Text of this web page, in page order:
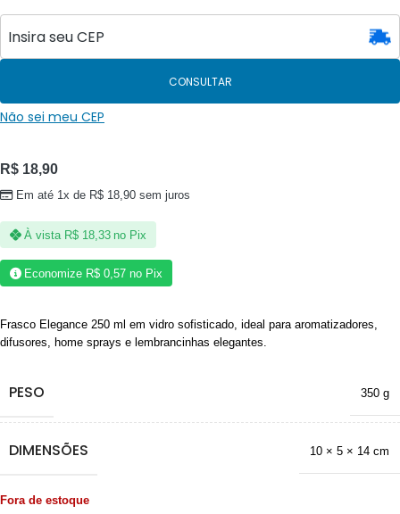
CONSULTAR
Não sei meu CEP
R$ 18,90
Em até 1x de R$ 18,90 sem juros
À vista R$18,33 no Pix
Economize R$ 0,57 no Pix
Frasco Elegance 250 ml em vidro sofisticado, ideal para aromatizadores,
difusores, home sprays e lembrancinhas elegantes.
PESO 350 g
DIMENSÕES 10 × 5 × 14 cm
Fora de estoque